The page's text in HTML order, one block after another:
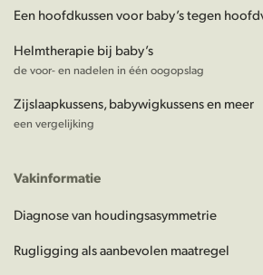
Een hoofdkussen voor baby’s tegen
Helmtherapie bij baby’s
de voor- en nadelen in één oogopslag
Zijslaapkussens, babywigkussens en meer
een vergelijking
Vakinformatie
Diagnose van houdingsasymmetrie
Rugligging als aanbevolen maatregel